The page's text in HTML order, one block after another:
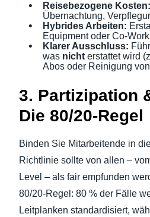
Reisebezogene Kosten:
Übernachtung,
Hybrides Arbeiten:
Equipment oder Co-
Klarer Ausschluss:
was nicht erstattet wird
Abos oder Reinigung
3. Partizipation
Die 80/20-Regel
Binden Sie Mitarbeitende in
Richtlinie sollte von allen –
Level – als fair empfunden
80/20-Regel: 80 % der Fälle
Leitplanken standardisiert,